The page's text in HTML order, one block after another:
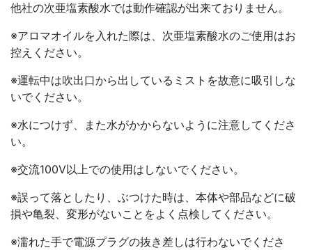
他社の次亜塩素酸水では動作確認が出来ておりません。
※アロマオイルを入れた際は、次亜塩素酸水のご使用はお
控えください。
※運転中は吹出口から出しているミストを故意に吸引しな
いでください。
※水につけず、また水がかからないように注意してくださ
い。
※交流100V以上での使用はしないでください。
※誤って落としたり、ぶつけた時は、本体や部品などに破
損や亀裂、変形がないことをよく点検してください。
※濡れた手で電源プラグの抜き差しは行わないでくださ